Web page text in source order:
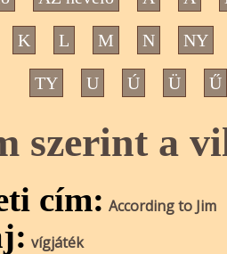
K L M N NY
TY U Ú Ü Ű
szerint a
cím: According to Jim
vígjáték